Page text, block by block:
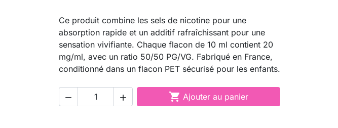
Ce produit combine les sels de nicotine pour une
absorption rapide et un additif rafraîchissant pour une
sensation vivifiante. Chaque flacon de 10 ml contient 20
mg/ml, avec un ratio 50/50 PG/VG. Fabriqué en France,
conditionné dans un flacon PET sécurisé pour les enfants.
   Ajouter au panier